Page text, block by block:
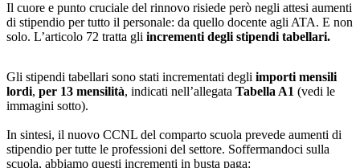
Il cuore e punto cruciale del rinnovo risiede però negli attesi aumenti
di stipendio per tutto il personale: da quello docente agli ATA. E non
solo. L’articolo 72 tratta gli incrementi degli stipendi tabellari.
Gli stipendi tabellari sono stati incrementati degli importi mensili
lordi, per 13 mensilità, indicati nell’allegata Tabella A1 (vedi le
immagini sotto).
In sintesi, il nuovo CCNL del comparto scuola prevede aumenti di
stipendio per tutte le professioni del settore. Soffermandoci sulla
scuola, abbiamo questi incrementi in busta paga: